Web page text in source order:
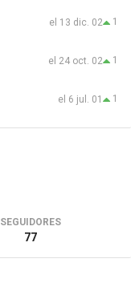
1
el 13 dic. 02
1
el 24 oct. 02
1
el 6 jul. 01
SEGUIDORES
77